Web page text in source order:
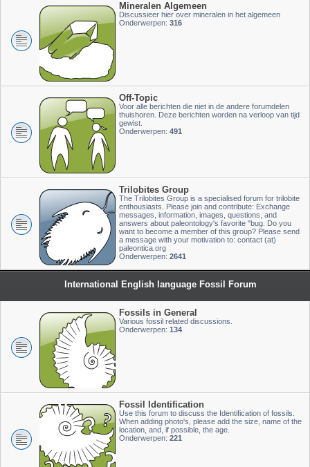
Mineralen Algemeen
Discussieer hier over mineralen in het algemeen
Onderwerpen: 316
Off-Topic
Voor alle berichten die niet in de andere forumdelen
thuishoren. Deze berichten worden na verloop van tijd
gewist.
Onderwerpen: 491
Trilobites Group
The Trilobites Group is a specialised forum for trilobite
enthousiasts. Please join and contribute: Exchange
messages, information, images, questions, and
answers about paleontology's favorite "bug. Do you
want to become a member of this group? Please send
a message with your motivation to: contact (at)
paleontica.org
Onderwerpen: 2641
International English language Fossil Forum
Fossils in General
Various fossil related discussions.
Onderwerpen: 134
Fossil Identification
Use this forum to discuss the Identification of fossils.
When adding photo's, please add the size, name of the
location, and, if possible, the age.
Onderwerpen: 221